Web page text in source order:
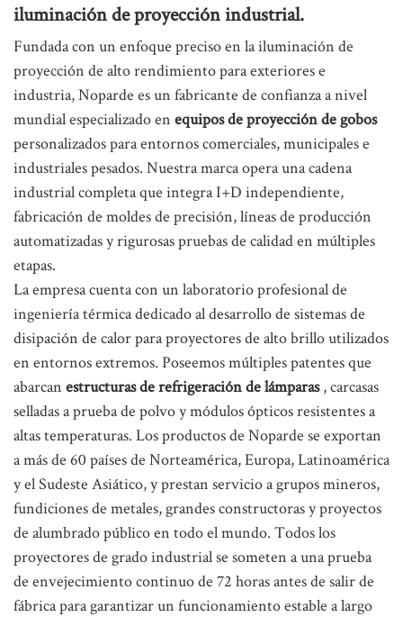
iluminación de proyección industrial.
Fundada con un enfoque preciso en la iluminación de
proyección de alto rendimiento para exteriores e
industria, Noparde es un fabricante de confianza a nivel
mundial especializado en equipos de proyección de gobos
personalizados para entornos comerciales, municipales e
industriales pesados. Nuestra marca opera una cadena
industrial completa que integra I+D independiente,
fabricación de moldes de precisión, líneas de producción
automatizadas y rigurosas pruebas de calidad en múltiples
etapas.
La empresa cuenta con un laboratorio profesional de
ingeniería térmica dedicado al desarrollo de sistemas de
disipación de calor para proyectores de alto brillo utilizados
en entornos extremos. Poseemos múltiples patentes que
abarcan estructuras de refrigeración de lámparas, carcasas
selladas a prueba de polvo y módulos ópticos resistentes a
altas temperaturas. Los productos de Noparde se exportan
a más de 60 países de Norteamérica, Europa, Latinoamérica
y el Sudeste Asiático, y prestan servicio a grupos mineros,
fundiciones de metales, grandes constructoras y proyectos
de alumbrado público en todo el mundo. Todos los
proyectores de grado industrial se someten a una prueba
de envejecimiento continuo de 72 horas antes de salir de
fábrica para garantizar un funcionamiento estable a largo